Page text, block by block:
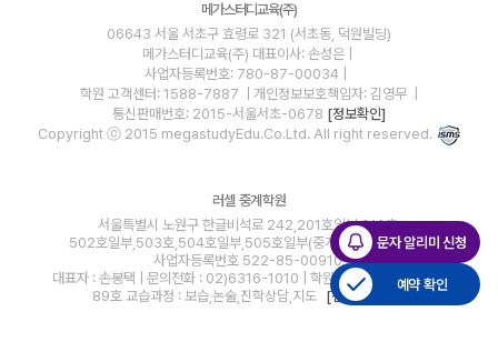
문자 알리미 신청
예약 확인
메가스터디교육(주)
06643 서울 서초구 효령로 321 (서초동, 덕원빌딩)
메가스터디교육(주) 대표이사: 손성은 |
사업자등록번호: 780-87-00034
학원 고객센터: 1588-7887
| 개인정보보호책임자: 김영무
통신판매번호: 2015-서울서초-0678 [정보확인]
Copyright ⓒ 2015 megastudyEdu.Co.Ltd. All right reserved.
러셀 중계학원
서울특별시 노원구 한글비석로 242,201호일부,219호,
502호일부,503호,504호일부,505호일부(중계동, 삼부프라자) |
사업자등록번호 522-85-00910
대표자 : 손봉택 | 문의전화 : 02)6316-1010 | 학원등록번호 : 제2012-
89호 교습과정 : 보습,논술,진학상담,지도 [전체 보기